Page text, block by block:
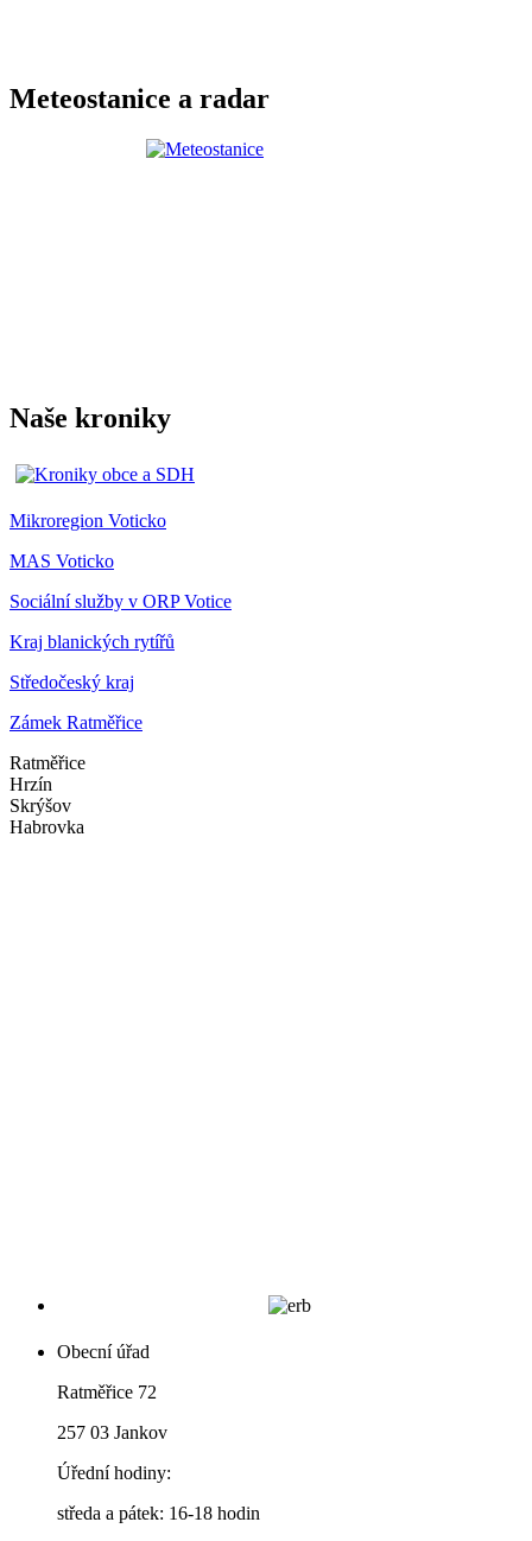
Meteostanice a radar
Naše kroniky
Mikroregion Voticko
MAS Voticko
Sociální služby v ORP Votice
Kraj blanických rytířů
Středočeský kraj
Zámek Ratměřice
Ratměřice
Hrzín
Skrýšov
Habrovka
Obecní úřad
Ratměřice 72
257 03 Jankov
Úřední hodiny:
středa a pátek: 16-18 hodin